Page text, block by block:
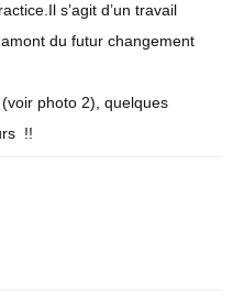
s’agit d’un travail
du futur changement
photo 2), quelques
!!